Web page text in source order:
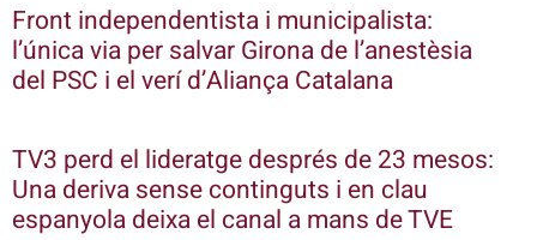
Front independentista i municipalista:
l’única via per salvar Girona de l’anestèsia
del PSC i el verí d’Aliança Catalana
TV3 perd el lideratge després de 23 mesos:
Una deriva sense continguts i en clau
espanyola deixa el canal a mans de TVE